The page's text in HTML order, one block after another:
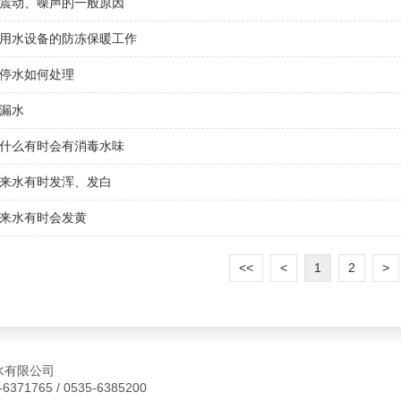
水设备的防冻保暖工作
水如何处理
水
么有时会有消毒水味
水有时发浑、发白
水有时会发黄
<< < 1 2 >
限公司
/ 0535-6385200